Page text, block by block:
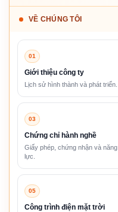
VỀ CHÚNG TÔI
01
Giới thiệu công ty
Lịch sử hình thành và phát triển.
03
Chứng chỉ hành nghề
Giấy phép, chứng nhận và năng
lực.
05
Công trình điện mặt trời